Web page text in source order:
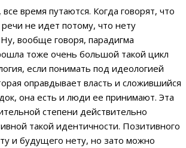
время путаются. Когда говорят, что
не идет потому, что нету
вообще говоря, парадигма
тоже очень большой такой цикл
если понимать под идеологией
оправдывает власть и сложившийся
она есть и люди ее принимают. Эта
степени действительно
такой идентичности. Позитивного
и будущего нету, но зато можно